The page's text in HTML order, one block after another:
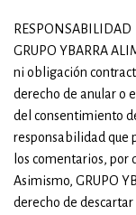
RESPONSABILIDAD
GRUPO YBARRA
ni obligación
derecho de anular o
del consentimiento
responsabilidad que
los comentarios, por
Asimismo, GRUPO
derecho de